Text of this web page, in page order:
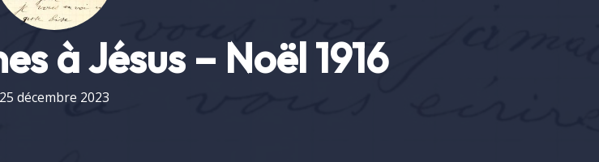
à Jésus – Noël 1916
25 décembre 2023